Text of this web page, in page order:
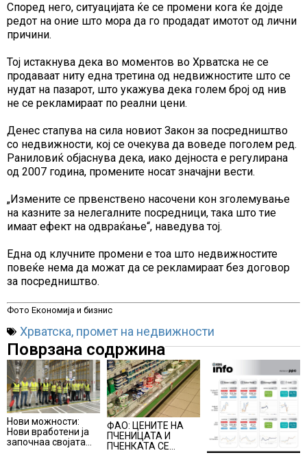
Според него, ситуацијата ќе се промени кога ќе дојде
редот на оние што мора да го продадат имотот од лични
причини.
Тој истакнува дека во моментов во Хрватска не се
продаваат ниту една третина од недвижностите што се
нудат на пазарот, што укажува дека голем број од нив
не се рекламираат по реални цени.
Денес стапува на сила новиот Закон за посредништво
со недвижности, кој се очекува да воведе поголем ред.
Раниловиќ објаснува дека, иако дејноста е регулирана
од 2007 година, промените носат значајни вести.
„Измените се првенствено насочени кон зголемување
на казните за нелегалните посредници, така што тие
имаат ефект на одвраќање“, наведува тој.
Една од клучните промени е тоа што недвижностите
повеќе нема да можат да се рекламираат без договор
за посредништво.
Фото Економија и бизнис
Хрватска, промет на недвижности
Поврзана содржина
Нови можности:
Нови вработени ја
започнаа својата
ФАО: ЦЕНИТЕ НА
ПЧЕНИЦАТА И
ПЧЕНКАТА СЕ